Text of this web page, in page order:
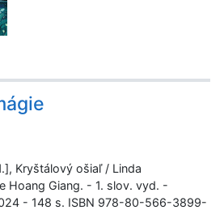
Kryštálový ošiaľ / Linda
Hoang Giang. - 1. slov. vyd. -
- 148 s. ISBN 978-80-566-3899-